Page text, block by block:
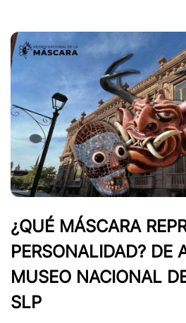
¿QUÉ MÁSCARA
PERSONALIDAD? DE
MUSEO NACIONAL
SLP